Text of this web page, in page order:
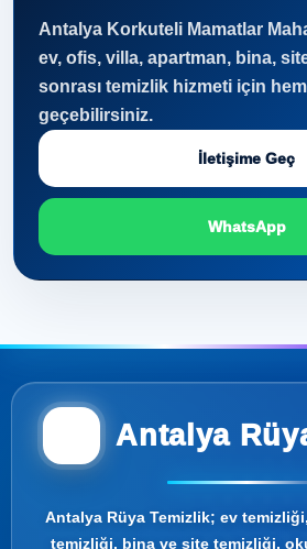
Antalya Korkuteli Mamatlar
ev, ofis, villa, apartman, bina,
sonrası temizlik hizmeti için
geçebilirsiniz.
İletişime Geç
WhatsApp
Antalya
Antalya Rüya Temizlik; ev
temizliği, bina ve site temizliği,